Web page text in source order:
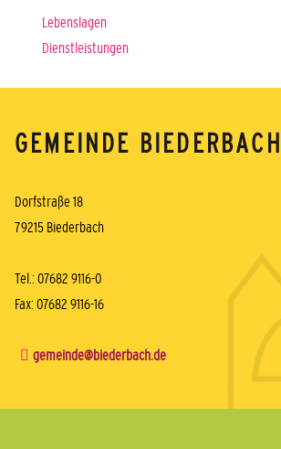
Lebenslagen
Dienstleistungen
GEMEINDE BIEDERBACH
Dorfstraße 18
79215 Biederbach
Tel.: 07682 9116-0
Fax: 07682 9116-16
gemeinde@biederbach.de